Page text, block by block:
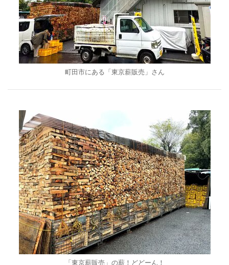
町田市にある「東京薪販売」さん
「東京薪販売」の薪！どどーん！